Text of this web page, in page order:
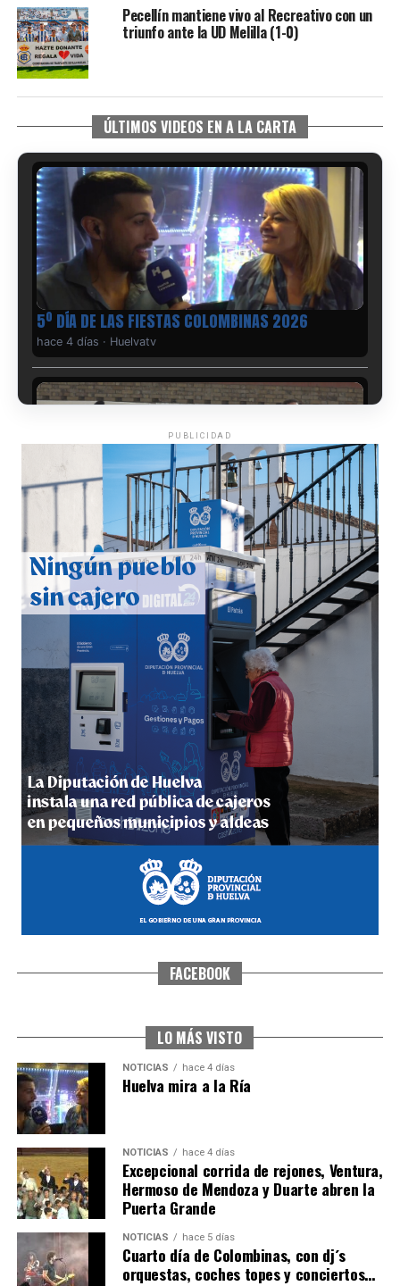
Pecellín mantiene vivo al Recreativo con un
triunfo ante la UD Melilla (1-0)
ÚLTIMOS VIDEOS EN A LA CARTA
5º DÍA DE LAS FIESTAS COLOMBINAS 2026
hace 4 días · Huelvatv
CUARTA CORRIDA DE LAS FIESTAS COLOMBINAS
2026
hace 4 días·Huelvatv
4º DÍA DE LAS FIESTAS COLOMBINAS 2026
hace 5 días·Huelvatv
SEXTA CORRIDA DE LAS FIESTAS COLOMBINAS
6º DÍA DE LAS FIESTAS COLOMBINAS 2026
hace 3 días Huelvatv
PUBLICIDAD
FACEBOOK
LO MÁS VISTO
NOTICIAS hace 4 días
Huelva mira a la Ría
NOTICIAS hace 4 días
Excepcional corrida de rejones, Ventura,
Hermoso de Mendoza y Duarte abren la
Puerta Grande
NOTICIAS hace 5 días
Cuarto día de Colombinas, con dj´s
orquestas, coches topes y conciertos…